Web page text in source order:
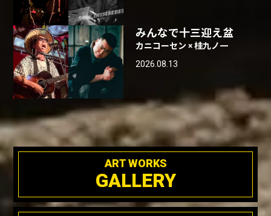
みんなで十三迎え盆
カニコーセン × 桂九ノ一
2026.08.13
ART WORKS
GALLERY